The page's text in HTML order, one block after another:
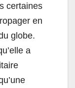
certaines
en
globe.
a